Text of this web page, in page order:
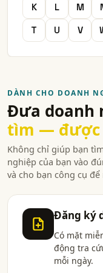
gia công chế tạo cơ
cơ sở gia công cơ
gia công và chế tạo
công ty gia công
cty cơ khí
nhà
K
L M
T
U V
DÀNH CHO DOANH
Đưa doanh
tìm — được
Không chỉ giúp bạn
nghiệp của bạn vào
và cho bạn công cụ
Đăng ký
Có mặt
động tra
mỗi ngày.